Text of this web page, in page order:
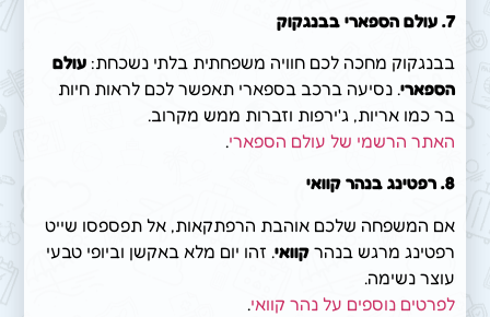
7. עולם הספארי בבנגקוק
בבנגקוק מחכה לכם חוויה משפחתית בלתי נשכחת:עולם
הספארי. נסיעה ברכב בספארי תאפשר לכם לראות חיות
בר כמו אריות, ג'ירפות וזברות ממש מקרוב.
האתר הרשמי של עולם הספארי.
8. רפטינג בנהר קוואי
אם המשפחה שלכם אוהבת הרפתקאות, אל תפספסו שייט
רפטינג מרגש בנהרקוואי. זהו יום מלא באקשן וביופי טבעי
עוצר נשימה.
לפרטים נוספים על נהר קוואי.